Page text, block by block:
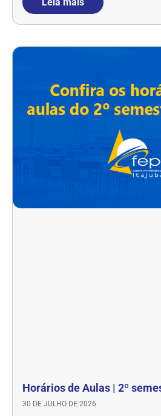
Horários de Aulas | 2º
30 DE JULHO DE 2026